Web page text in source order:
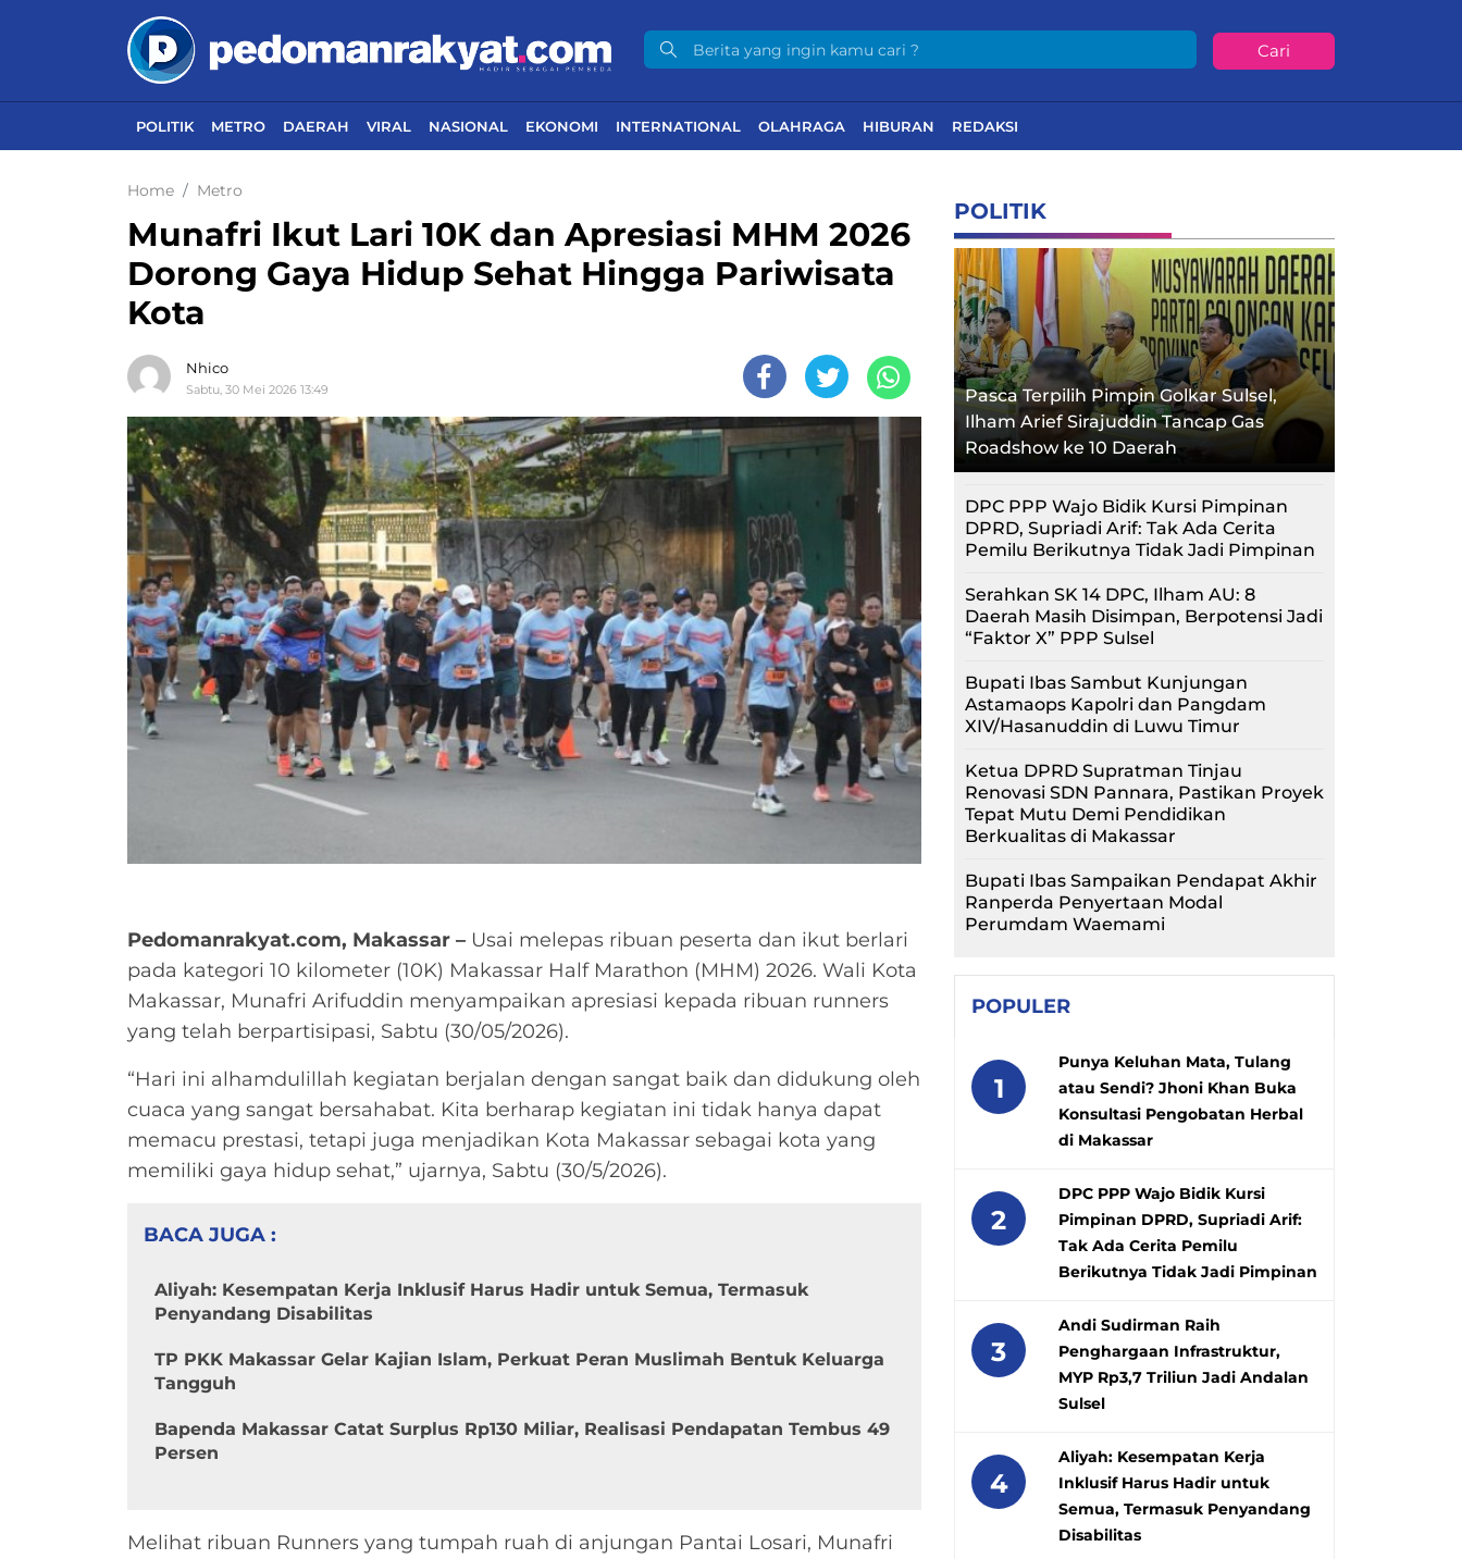
Cari
POLITIK METRO DAERAH VIRAL NASIONAL EKONOMI INTERNATIONAL OLAHRAGA HIBURAN REDAKSI
Home Metro
Munafri Ikut Lari 10K dan Apresiasi MHM 2026
Dorong Gaya Hidup Sehat Hingga Pariwisata
Kota
Nhico
Sabtu, 30 Mei 2026 13:49
Pedomanrakyat.com, Makassar – Usai melepas ribuan peserta dan ikut berlari
pada kategori 10 kilometer (10K) Makassar Half Marathon (MHM) 2026. Wali Kota
Makassar, Munafri Arifuddin menyampaikan apresiasi kepada ribuan runners
yang telah berpartisipasi, Sabtu (30/05/2026).
“Hari ini alhamdulillah kegiatan berjalan dengan sangat baik dan didukung oleh
cuaca yang sangat bersahabat. Kita berharap kegiatan ini tidak hanya dapat
memacu prestasi, tetapi juga menjadikan Kota Makassar sebagai kota yang
memiliki gaya hidup sehat,” ujarnya, Sabtu (30/5/2026).
BACA JUGA :
Aliyah: Kesempatan Kerja Inklusif Harus Hadir untuk Semua, Termasuk
Penyandang Disabilitas
TP PKK Makassar Gelar Kajian Islam, Perkuat Peran Muslimah Bentuk Keluarga
Tangguh
Bapenda Makassar Catat Surplus Rp130 Miliar, Realisasi Pendapatan Tembus 49
Persen
Melihat ribuan Runners yang tumpah ruah di anjungan Pantai Losari, Munafri
POLITIK
Pasca Terpilih Pimpin Golkar Sulsel,
Ilham Arief Sirajuddin Tancap Gas
Roadshow ke 10 Daerah
DPC PPP Wajo Bidik Kursi Pimpinan
DPRD, Supriadi Arif: Tak Ada Cerita
Pemilu Berikutnya Tidak Jadi Pimpinan
Serahkan SK 14 DPC, Ilham AU: 8
Daerah Masih Disimpan, Berpotensi Jadi
“Faktor X” PPP Sulsel
Bupati Ibas Sambut Kunjungan
Astamaops Kapolri dan Pangdam
XIV/Hasanuddin di Luwu Timur
Ketua DPRD Supratman Tinjau
Renovasi SDN Pannara, Pastikan Proyek
Tepat Mutu Demi Pendidikan
Berkualitas di Makassar
Bupati Ibas Sampaikan Pendapat Akhir
Ranperda Penyertaan Modal
Perumdam Waemami
POPULER
1
Punya Keluhan Mata, Tulang
atau Sendi? Jhoni Khan Buka
Konsultasi Pengobatan Herbal
di Makassar
2
DPC PPP Wajo Bidik Kursi
Pimpinan DPRD, Supriadi Arif:
Tak Ada Cerita Pemilu
Berikutnya Tidak Jadi Pimpinan
3
Andi Sudirman Raih
Penghargaan Infrastruktur,
MYP Rp3,7 Triliun Jadi Andalan
Sulsel
4
Aliyah: Kesempatan Kerja
Inklusif Harus Hadir untuk
Semua, Termasuk Penyandang
Disabilitas